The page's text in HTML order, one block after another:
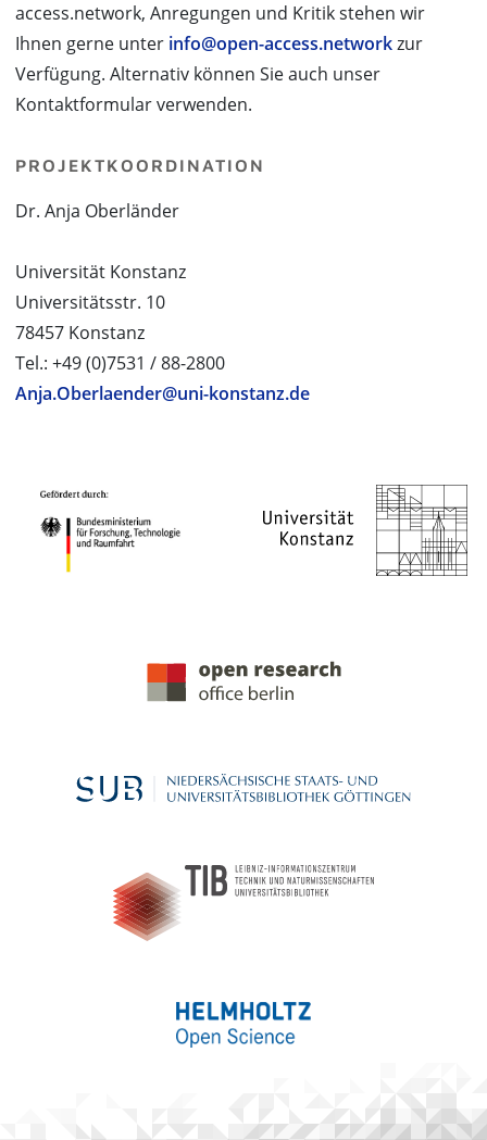
access.network, Anregungen und Kritik stehen wir
Ihnen gerne unter info@open-access.networkzur
Verfügung. Alternativ können Sie auch unser
Kontaktformular verwenden.
PROJEKTKOORDINATION
Dr. Anja Oberländer
Universität Konstanz
Universitätsstr. 10
78457 Konstanz
Tel.: +49 (0)7531 / 88-2800
Anja.Oberlaender@uni-konstanz.de